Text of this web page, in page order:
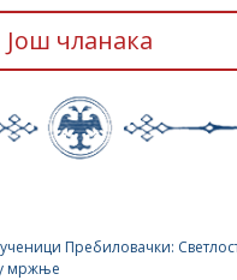
Још чланака
Пребиловачки:
мржње